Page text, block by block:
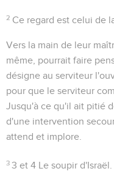
2 Ce regard est celui de
Vers la main de leur
même, pourrait faire
désigne au serviteur
pour que le serviteur
Jusqu'à ce qu'il ait pitié
d'une intervention
attend et implore.
3 3 et 4 Le soupir d'Israël.